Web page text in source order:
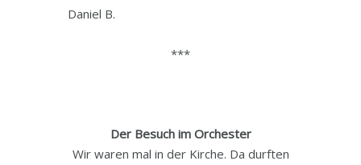
Daniel B.
***
Der Besuch im Orchester
Wir waren mal in der Kirche. Da durften